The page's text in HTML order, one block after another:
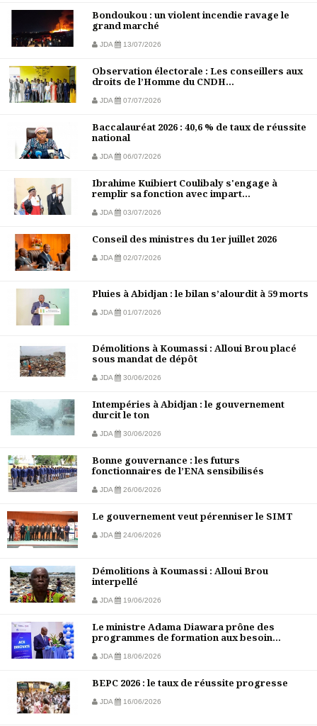
Bondoukou : un violent incendie ravage le
grand marché
JDA 13/07/2026
Observation électorale : Les conseillers aux
droits de l’Homme du CNDH...
JDA 07/07/2026
Baccalauréat 2026 : 40,6 % de taux de réussite
national
JDA 06/07/2026
Ibrahime Kuibiert Coulibaly s'engage à
remplir sa fonction avec impart...
JDA 03/07/2026
Conseil des ministres du 1er juillet 2026
JDA 02/07/2026
Pluies à Abidjan : le bilan s’alourdit à 59 morts
JDA 01/07/2026
Démolitions à Koumassi : Alloui Brou placé
sous mandat de dépôt
JDA 30/06/2026
Intempéries à Abidjan : le gouvernement
durcit le ton
JDA 30/06/2026
Bonne gouvernance : les futurs
fonctionnaires de l’ENA sensibilisés
JDA 26/06/2026
Le gouvernement veut pérenniser le SIMT
JDA 24/06/2026
Démolitions à Koumassi : Alloui Brou
interpellé
JDA 19/06/2026
Le ministre Adama Diawara prône des
programmes de formation aux besoin...
JDA 18/06/2026
BEPC 2026 : le taux de réussite progresse
JDA 16/06/2026